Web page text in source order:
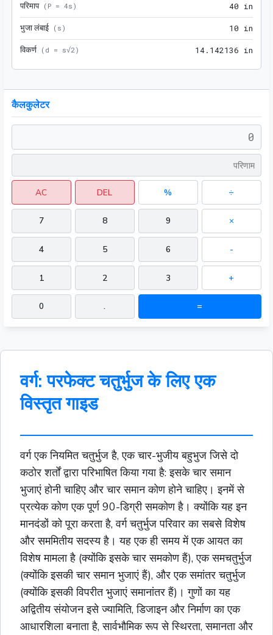
परिमाप ( P = 4s ) 40 in
भुजा लंबाई ( s ) 10 in
विकर्ण ( d = s√2 ) 14. 142136 in
कैलकुलेटर
AC DEL % ÷
7 8 9 ×
4 5 6 -
1 2 3 +
0 . =
वर्ग: परफेक्ट चतुर्भुज के लिए एक
विस्तृत गाइड
वर्ग एक नियमित चतुर्भुज है, एक चार-भुजीयबहुभुजजिसे दो
कठोर शर्तों द्वारा परिभाषित किया गया है: इसके चार समान
भुजाएं होनी चाहिए और चार समान कोण होने चाहिए। इनमें से
प्रत्येक कोण एक पूर्ण 90-डिग्री समकोण है। क्योंकि यह इन
मानदंडों को पूरा करता है, वर्ग चतुर्भुज परिवार का सबसे विशेष
और सममितीय सदस्य है। यह एक ही समय में एकआयतका
विशेष मामला है (क्योंकि इसके चार समकोण हैं), एकसमचतुर्भुज
(क्योंकि इसकी चार समान भुजाएं हैं), और एकसमांतर चतुर्भुज
(क्योंकि इसकी विपरीत भुजाएं समानांतर हैं)। गुणों का यह
अद्वितीय संयोजन इसे ज्यामिति, डिजाइन और निर्माण का एक
आधारशिला बनाता है, सार्वभौमिक रूप से स्थिरता, समानता और